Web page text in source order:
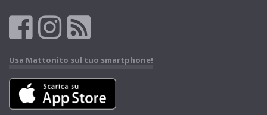
Usa Mattonito sul tuo smartphone!